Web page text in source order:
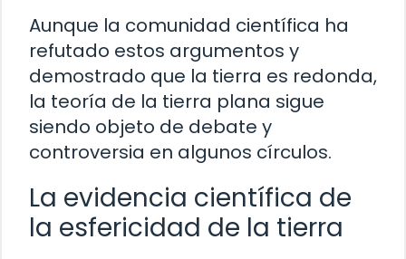
Aunque la comunidad científica ha
refutado estos argumentos y
demostrado que la tierra es redonda,
la teoría de la tierra plana sigue
siendo objeto de debate y
controversia en algunos círculos.
La evidencia científica de
la esfericidad de la tierra